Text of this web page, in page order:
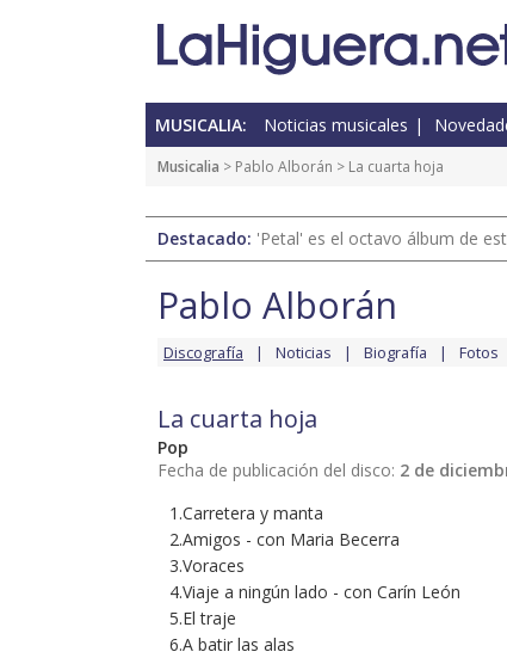
MUSICALIA: Noticias musicales
Musicalia > Pablo Alborán > La cuarta hoja
Destacado: 'Petal' es el octavo álbum de
Pablo Alborán
Discografía Noticias Biografía Fotos
La cuarta hoja
Pop
Fecha de publicación del disco: 2 de
1.Carretera y manta
2.Amigos - con Maria Becerra
3.Voraces
4.Viaje a ningún lado - con Carín León
5.El traje
6.A batir las alas